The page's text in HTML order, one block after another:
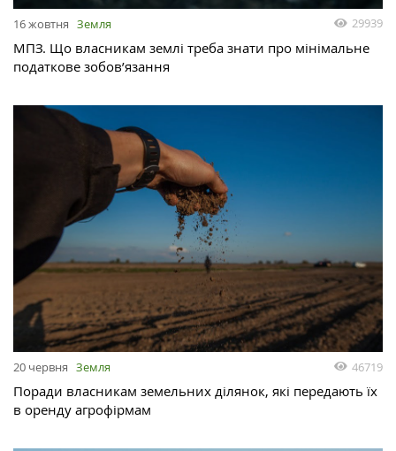
16 жовтня Земля 29939
МПЗ. Що власникам землі треба знати про мінімальне
податкове зобов’язання
20 червня Земля 46719
Поради власникам земельних ділянок, які передають їх
в оренду агрофірмам